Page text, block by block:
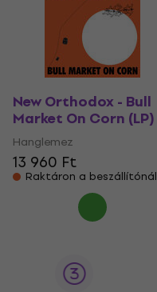
New Orthodox - Bull
Market On Corn (LP)
Hanglemez
13 960 Ft
Raktáron a beszállítónál